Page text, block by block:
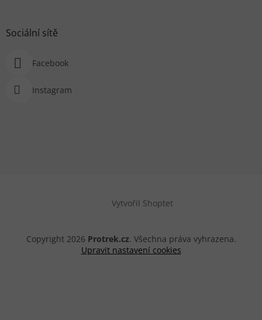
Sociální sítě
Facebook
Instagram
Vytvořil Shoptet
Copyright 2026 Protrek.cz. Všechna práva vyhrazena.
Upravit nastavení cookies